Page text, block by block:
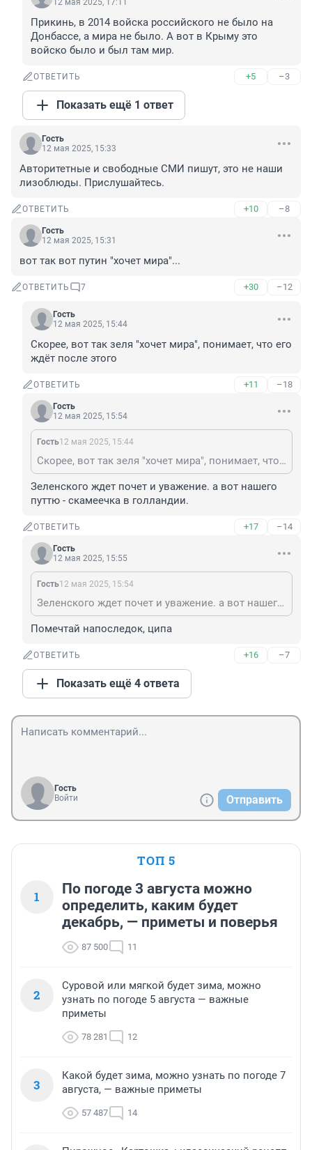
12 мая 2025, 17:11
Прикинь, в 2014 войска российского не было на
Донбассе, а мира не было. А вот в Крыму это
войско было и был там мир.
ОТВЕТИТЬ +5 –3
Показать ещё 1 ответ
Гость
12 мая 2025, 15:33
Авторитетные и свободные СМИ пишут, это не наши
лизоблюды. Прислушайтесь.
ОТВЕТИТЬ +10 –8
Гость
12 мая 2025, 15:31
вот так вот путин "хочет мира"...
ОТВЕТИТЬ 7 +30 –12
Гость
12 мая 2025, 15:44
Скорее, вот так зеля "хочет мира", понимает, что его
ждёт после этого
ОТВЕТИТЬ +11 –18
Гость
12 мая 2025, 15:54
Гость12 мая 2025, 15:44
Скорее, вот так зеля "хочет мира", понимает, что его ждёт после этого
Зеленского ждет почет и уважение. а вот нашего
путтю - скамеечка в голландии.
ОТВЕТИТЬ +17 –14
Гость
12 мая 2025, 15:55
Гость12 мая 2025, 15:54
Зеленского ждет почет и уважение. а вот нашего путтю - скамеечка в голландии.
Помечтай напоследок, ципа
ОТВЕТИТЬ +16 –7
Показать ещё 4 ответа
Гость
Войти
Отправить
ТОП 5
1
По погоде 3 августа можно
определить, каким будет
декабрь, — приметы и поверья
87 500 11
2
Суровой или мягкой будет зима, можно
узнать по погоде 5 августа — важные
приметы
78 281 12
3
Какой будет зима, можно узнать по погоде 7
августа, — важные приметы
57 487 14